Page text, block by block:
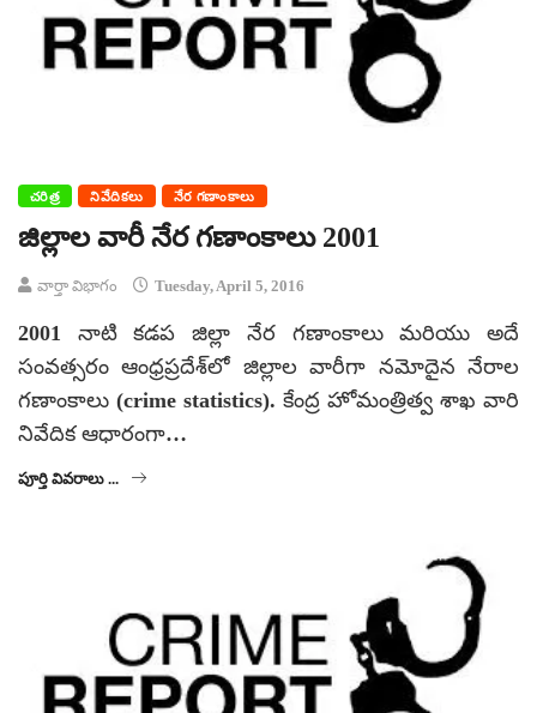
చరిత్ర నివేదికలు నేర గణాంకాలు
జిల్లాల వారీ నేర గణాంకాలు 2001
వార్తా విభాగం Tuesday, April 5, 2016
2001 నాటి కడప జిల్లా నేర గణాంకాలు మరియు అదే
సంవత్సరం ఆంధ్రప్రదేశ్‌లో జిల్లాల వారీగా నమోదైన నేరాల
గణాంకాలు (crime statistics). కేంద్ర హోమంత్రిత్వ శాఖ వారి
నివేదిక ఆధారంగా…
పూర్తి వివరాలు ...